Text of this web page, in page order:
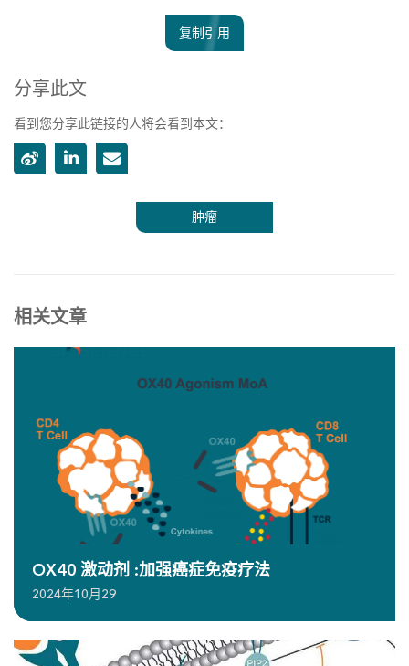
复制引用
分享此文
看到您分享此链接的人将会看到本文：
肿瘤
相关文章
OX40 激动剂 :加强癌症免疫疗法
2024年10月29